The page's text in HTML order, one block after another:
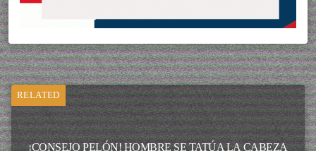
RELATED
¡CONSEJO PELÓN! HOMBRE SE TATÚA LA CABEZA